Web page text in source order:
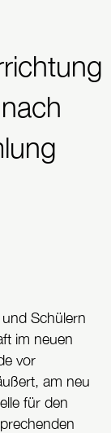
Schülern
im neuen
vor
am neu
für den